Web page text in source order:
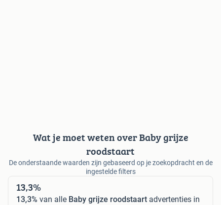
Wat je moet weten over Baby grijze
roodstaart
De onderstaande waarden zijn gebaseerd op je zoekopdracht en de
ingestelde filters
13,3%
13,3% van alle Baby grijze roodstaart advertenties in